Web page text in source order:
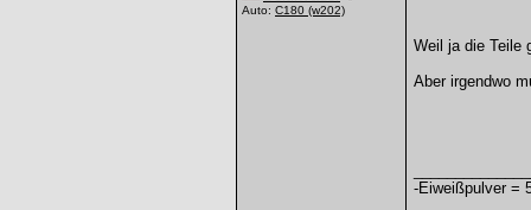
Auto: C180 (w202)
Weil ja die Teile
Aber irgendwo
-Eiweißpulver =